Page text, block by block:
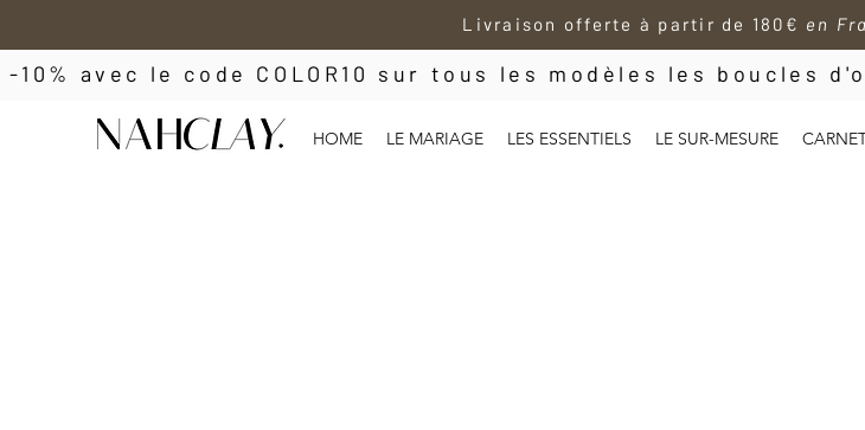
Livraison offerte à partir de 180€ en
HOME LE MARIAGE LES ESSENTIELS LE SUR-MESURE
-10% avec le code COLOR10 sur tous les modèles les boucles